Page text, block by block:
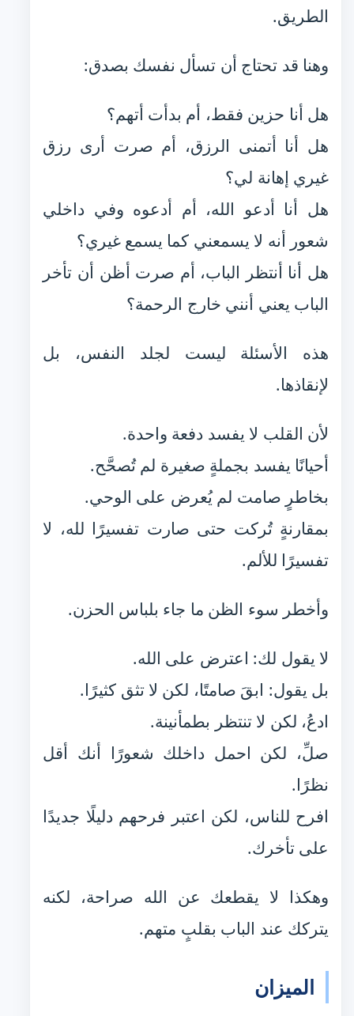
الطريق.
وهنا قد تحتاج أن تسأل نفسك بصدق:
هل أنا حزين فقط، أم بدأت أتهم؟
هل أنا أتمنى الرزق، أم صرت أرى رزق
غيري إهانة لي؟
هل أنا أدعو الله، أم أدعوه وفي داخلي
شعور أنه لا يسمعني كما يسمع غيري؟
هل أنا أنتظر الباب، أم صرت أظن أن تأخر
الباب يعني أنني خارج الرحمة؟
هذه الأسئلة ليست لجلد النفس، بل
لإنقاذها.
لأن القلب لا يفسد دفعة واحدة.
أحيانًا يفسد بجملةٍ صغيرة لم تُصحَّح.
بخاطرٍ صامت لم يُعرض على الوحي.
بمقارنةٍ تُركت حتى صارت تفسيرًا لله، لا
تفسيرًا للألم.
وأخطر سوء الظن ما جاء بلباس الحزن.
لا يقول لك: اعترض على الله.
بل يقول: ابقَ صامتًا، لكن لا تثق كثيرًا.
ادعُ، لكن لا تنتظر بطمأنينة.
صلِّ، لكن احمل داخلك شعورًا أنك أقل
نظرًا.
افرح للناس، لكن اعتبر فرحهم دليلًا جديدًا
على تأخرك.
وهكذا لا يقطعك عن الله صراحة، لكنه
يتركك عند الباب بقلبٍ متهم.
الميزان